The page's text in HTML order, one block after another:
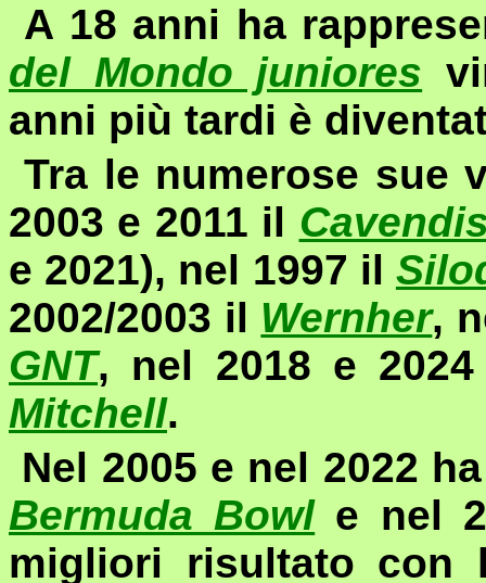
A 18 anni ha
del Mondo juniores
anni più tardi è
Tra le numerose sue
2003 e 2011 il
e 2021), nel 1997 il
2002/2003 il Wernher,
GNT, nel 2018 e
Mitchell.
Nel 2005 e nel 2022
Bermuda Bowle nel
migliori risultato